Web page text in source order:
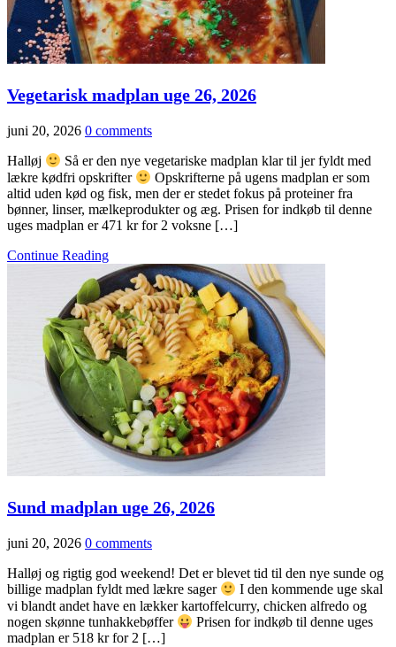
Vegetarisk madplan uge 26, 2026
juni 20, 2026 0 comments
Halløj
Så er den nye vegetariske madplan klar til jer fyldt med
lækre kødfri opskrifter
Opskrifterne på ugens madplan er som
altid uden kød og fisk, men der er stedet fokus på proteiner fra
bønner, linser, mælkeprodukter og æg. Prisen for indkøb til denne
uges madplan er 471 kr for 2 voksne […]
Continue Reading
Sund madplan uge 26, 2026
juni 20, 2026 0 comments
Halløj og rigtig god weekend! Det er blevet tid til den nye sunde og
billige madplan fyldt med lækre sager
I den kommende uge skal
vi blandt andet have en lækker kartoffelcurry, chicken alfredo og
nogen skønne tunhakkebøffer
Prisen for indkøb til denne uges
madplan er 518 kr for 2 […]